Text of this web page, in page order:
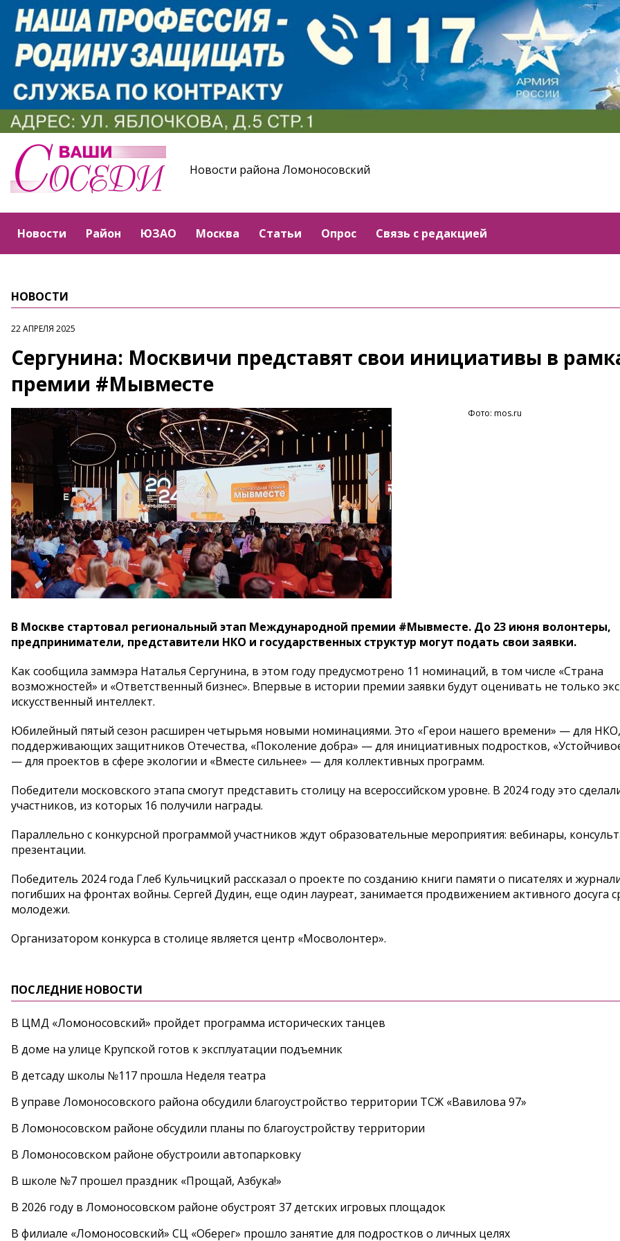
Новости района Ломоносовский
Новости Район ЮЗАО Москва Статьи Опрос Связь с редакцией
НОВОСТИ
22 АПРЕЛЯ 2025
Сергунина: Москвичи представят свои инициативы в
премии #Мывместе
Фото: mos.ru
В Москве стартовал региональный этап Международной премии #Мывместе. До 23 июня волонтеры,
предприниматели, представители НКО и государственных структур могут подать свои заявки.
Как сообщила заммэра Наталья Сергунина, в этом году предусмотрено 11 номинаций, в том числе «Страна
возможностей» и «Ответственный бизнес». Впервые в истории премии заявки будут оценивать не только
искусственный интеллект.
Юбилейный пятый сезон расширен четырьмя новыми номинациями. Это «Герои нашего времени» — для НКО,
поддерживающих защитников Отечества, «Поколение добра» — для инициативных подростков,
— для проектов в сфере экологии и «Вместе сильнее» — для коллективных программ.
Победители московского этапа смогут представить столицу на всероссийском уровне. В 2024 году это
участников, из которых 16 получили награды.
Параллельно с конкурсной программой участников ждут образовательные мероприятия: вебинары,
презентации.
Победитель 2024 года Глеб Кульчицкий рассказал о проекте по созданию книги памяти о писателях и
погибших на фронтах войны. Сергей Дудин, еще один лауреат, занимается продвижением активного досуга
молодежи.
Организатором конкурса в столице является центр «Мосволонтер».
ПОСЛЕДНИЕ НОВОСТИ
В ЦМД «Ломоносовский» пройдет программа исторических танцев
В доме на улице Крупской готов к эксплуатации подъемник
В детсаду школы №117 прошла Неделя театра
В управе Ломоносовского района обсудили благоустройство территории ТСЖ «Вавилова 97»
В Ломоносовском районе обсудили планы по благоустройству территории
В Ломоносовском районе обустроили автопарковку
В школе №7 прошел праздник «Прощай, Азбука!»
В 2026 году в Ломоносовском районе обустроят 37 детских игровых площадок
В филиале «Ломоносовский» СЦ «Оберег» прошло занятие для подростков о личных целях